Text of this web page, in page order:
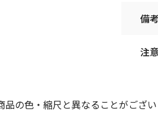
備考
注
の色・縮尺と異なることがござ